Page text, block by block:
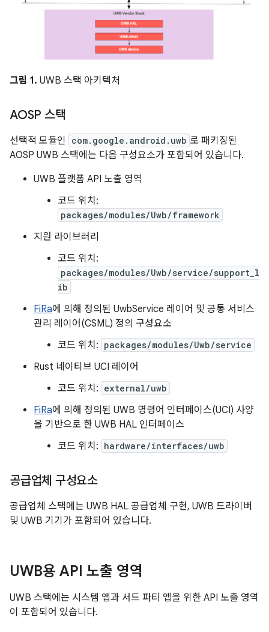
그림 1. UWB 스택 아키텍처
AOSP 스택
선택적 모듈인 com.google.android.uwb 로 패키징된
AOSP UWB 스택에는 다음 구성요소가 포함되어 있습니다.
UWB 플랫폼 API 노출 영역
코드 위치:
packages/modules/Uwb/framework
지원 라이브러리
코드 위치:
packages/modules/Uwb/service/support_l
ib
FiRa에 의해 정의된 UwbService 레이어 및 공통 서비스
관리 레이어(CSML) 정의 구성요소
코드 위치: packages/modules/Uwb/service
Rust 네이티브 UCI 레이어
코드 위치: external/uwb
FiRa에 의해 정의된 UWB 명령어 인터페이스(UCI) 사양
을 기반으로 한 UWB HAL 인터페이스
코드 위치: hardware/interfaces/uwb
공급업체 구성요소
공급업체 스택에는 UWB HAL 공급업체 구현, UWB 드라이버
및 UWB 기기가 포함되어 있습니다.
UWB용 API 노출 영역
UWB 스택에는 시스템 앱과 서드 파티 앱을 위한 API 노출 영역
이 포함되어 있습니다.